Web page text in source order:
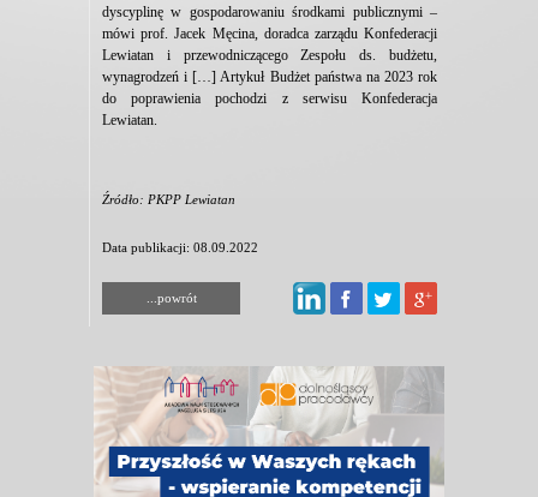
dyscyplinę w gospodarowaniu środkami publicznymi –
mówi prof. Jacek Męcina, doradca zarządu Konfederacji
Lewiatan i przewodniczącego Zespołu ds. budżetu,
wynagrodzeń i […] Artykuł Budżet państwa na 2023 rok
do poprawienia pochodzi z serwisu Konfederacja
Lewiatan.
Źródło: PKPP Lewiatan
Data publikacji: 08.09.2022
...powrót